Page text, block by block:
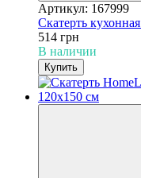
Артикул: 167999
Скатерть
514 грн
В наличии
Купить